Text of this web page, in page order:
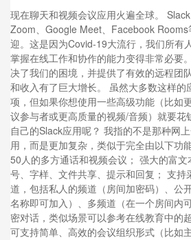
现在聊天和视频会议应用火遍全球。 Slack
Zoom、Google Meet、Facebook Rooms
迎。这是因为Covid-19大流行，我们所有
掌握在线工作和协作的能力变得非常必要
决了我们的困境，并提供了有效的远程团
和收入有了巨大增长。 虽然大多数这样的
项，但如果你想使用一些高级功能（比如
议参与者或更高质量的视频/音频）就要花
自己的Slack应用呢？ 我指的不是那种网
用，而是更加复杂，类似于完全由以下功
50人的多方通话和视频会议； 强大的富
号、字样、文件共享、提示和回复； 支持
道，包括私人的频道（房间加密码）、公
名称即可加入）、多频道（在一个房间内
密对话，类似场景可以参考在线教育中的
可支持简单、高效的会议组织形式（比如